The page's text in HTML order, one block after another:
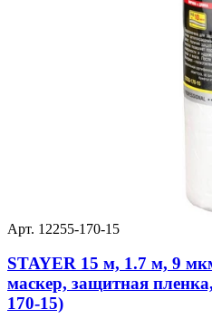
Арт. 12255-170-15
STAYER 15 м, 1.7 м, 9
маскер, защитная
170-15)